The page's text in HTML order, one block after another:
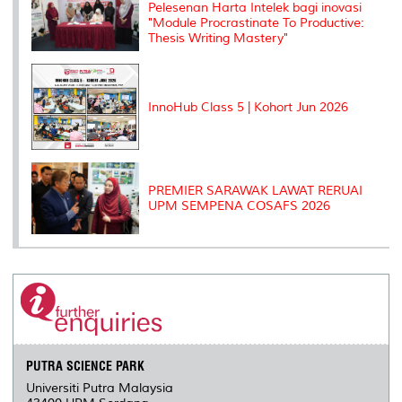
Pelesenan Harta Intelek bagi inovasi
"Module Procrastinate To Productive:
Thesis Writing Mastery"
InnoHub Class 5 | Kohort Jun 2026
PREMIER SARAWAK LAWAT RERUAI
UPM SEMPENA COSAFS 2026
PUTRA SCIENCE PARK
Universiti Putra Malaysia